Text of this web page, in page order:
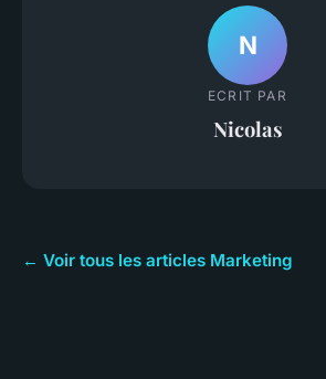
N
ECRIT PAR
Nicolas
← Voir tous les articles Marketing